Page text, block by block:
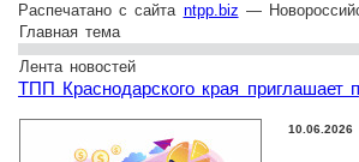
Распечатано с сайта ntpp.biz —
Главная тема
Лента новостей
ТПП Краснодарского края приглашает
10.06.2026